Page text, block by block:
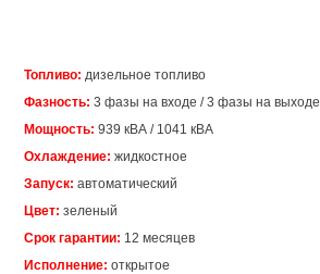
Топливо:дизельное топливо
Фазность:3 фазы на входе / 3 фазы на выходе
Мощность:939 кВА / 1041 кВА
Охлаждение:жидкостное
Запуск:автоматический
Цвет:зеленый
Срок гарантии: 12 месяцев
Исполнение:открытое